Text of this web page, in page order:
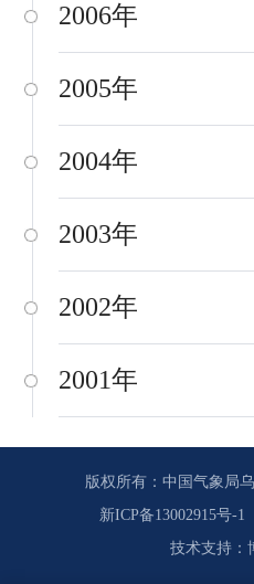
2006年
2005年
2004年
2003年
2002年
2001年
版权所有：中国气象局
新ICP备13002915号-1
技术支持 ：